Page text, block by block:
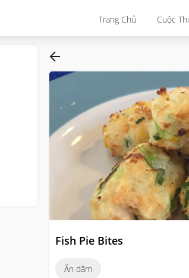
Trang Chủ Cuộc Thi
Fish Pie Bites
Ăn dặm